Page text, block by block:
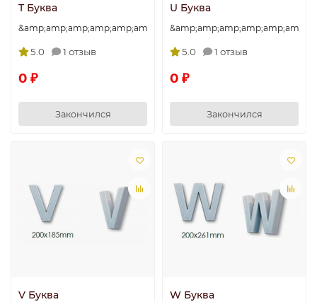
T Буква
5.0 1 отзыв
0 ₽
Закончился
U Буква
5.0 1 отзыв
0 ₽
Закончился
V Буква W Буква